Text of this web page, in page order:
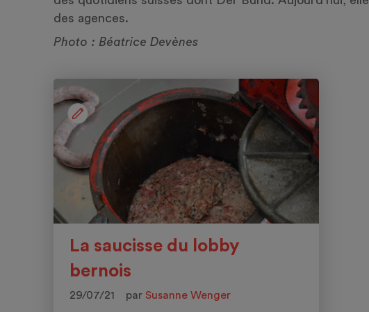
des agences.
Photo : Béatrice Devènes
La saucisse du lobby
bernois
29/07/21 par Susanne Wenger